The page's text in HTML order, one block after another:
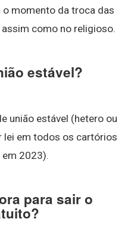
o momento da troca das
como no religioso.
estável?
união estável (hetero ou
lei em todos os cartórios
em 2023).
para sair o